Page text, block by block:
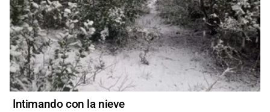
Intimando con la nieve